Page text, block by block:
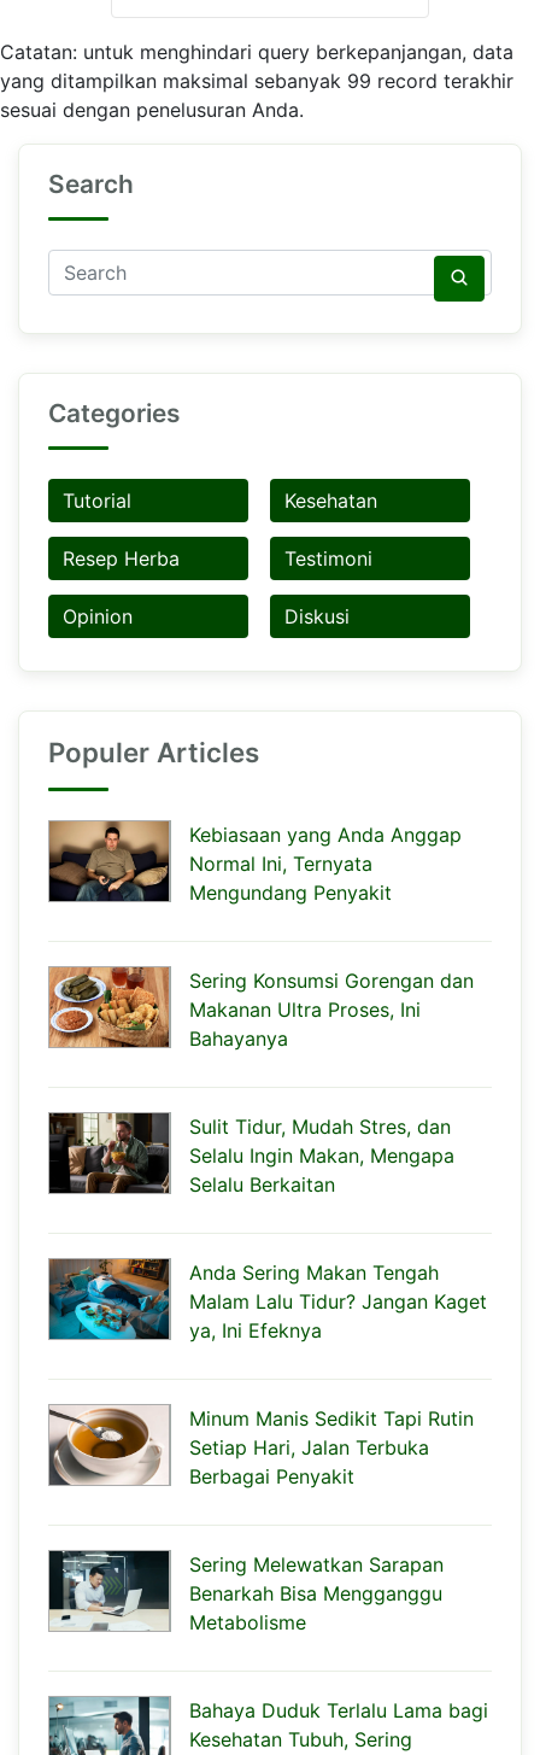
Catatan: untuk menghindari query berkepanjangan, data
yang ditampilkan maksimal sebanyak 99 record terakhir
sesuai dengan penelusuran Anda.
Search
Categories
Tutorial Kesehatan
Resep Herba Testimoni
Opinion Diskusi
Populer Articles
Kebiasaan yang Anda Anggap
Normal Ini, Ternyata
Mengundang Penyakit
Sering Konsumsi Gorengan dan
Makanan Ultra Proses, Ini
Bahayanya
Sulit Tidur, Mudah Stres, dan
Selalu Ingin Makan, Mengapa
Selalu Berkaitan
Anda Sering Makan Tengah
Malam Lalu Tidur? Jangan Kaget
ya, Ini Efeknya
Minum Manis Sedikit Tapi Rutin
Setiap Hari, Jalan Terbuka
Berbagai Penyakit
Sering Melewatkan Sarapan
Benarkah Bisa Mengganggu
Metabolisme
Bahaya Duduk Terlalu Lama bagi
Kesehatan Tubuh, Sering